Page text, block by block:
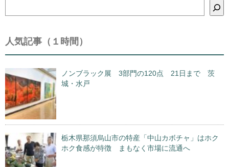
索
人気記事（１時間）
ノンブラック展 3部門の120点 21日まで 茨
城・水戸
栃木県那須烏山市の特産「中山カボチャ」はホク
ホク食感が特徴 まもなく市場に流通へ